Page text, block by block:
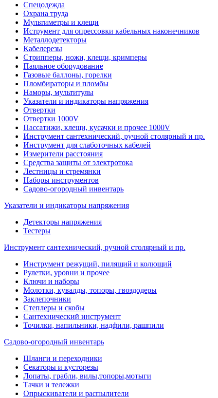
Спецодежда
Охрана труда
Мультиметры и клещи
Иструмент для опрессовки кабельных наконечников
Металлодетекторы
Кабелерезы
Стрипперы, ножи, клещи, кримперы
Паяльное оборудование
Газовые баллоны, горелки
Пломбираторы и пломбы
Наморы, мультитулы
Указатели и индикаторы напряжения
Отвертки
Отвертки 1000V
Пассатижи, клещи, кусачки и прочее 1000V
Инструмент сантехнический, ручной столярный и пр.
Инструмент для слаботочных кабелей
Измерители расстояния
Средства защиты от электротока
Лестницы и стремянки
Наборы инструментов
Садово-огородный инвентарь
Указатели и индикаторы напряжения
Детекторы напряжения
Тестеры
Инструмент сантехнический, ручной столярный и пр.
Инструмент режущий, пилящий и колющий
Рулетки, уровни и прочее
Ключи и наборы
Молотки, кувалды, топоры, гвоздодеры
Заклепочники
Степлеры и скобы
Сантехнический инструмент
Точилки, напильники, надфили, рашпили
Садово-огородный инвентарь
Шланги и переходники
Секаторы и кусторезы
Лопаты, грабли, вилы,топоры,мотыги
Тачки и тележки
Опрыскиватели и распылители